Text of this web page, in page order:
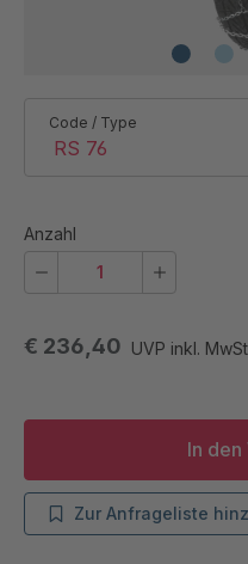
€ 236,40 UVP inkl. MwSt
Code / Type
Anzahl
In
Zur Anfrageliste